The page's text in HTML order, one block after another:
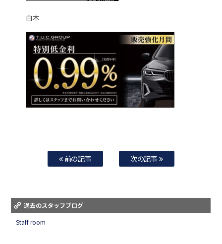
白木
前の記事 次の記事
過去のスタッフブログ
Staff room